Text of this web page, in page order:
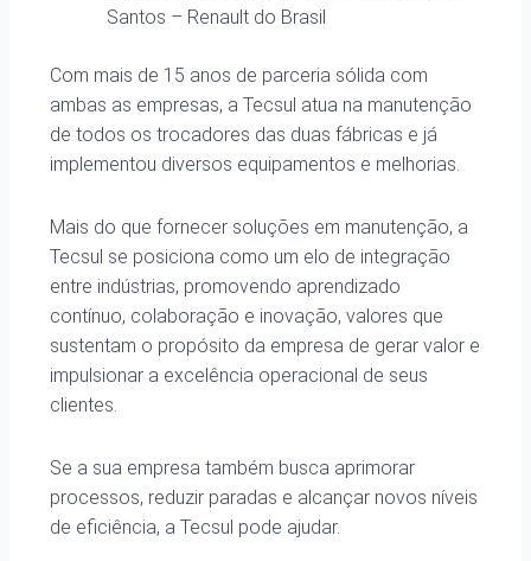
Santos – Renault do Brasil
Com mais de 15 anos de parceria sólida com
ambas as empresas, a Tecsul atua na manutenção
de todos os trocadores das duas fábricas e já
implementou diversos equipamentos e melhorias.
Mais do que fornecer soluções em manutenção, a
Tecsul se posiciona como um elo de integração
entre indústrias, promovendo aprendizado
contínuo, colaboração e inovação, valores que
sustentam o propósito da empresa de gerar valor e
impulsionar a excelência operacional de seus
clientes.
Se a sua empresa também busca aprimorar
processos, reduzir paradas e alcançar novos níveis
de eficiência, a Tecsul pode ajudar.